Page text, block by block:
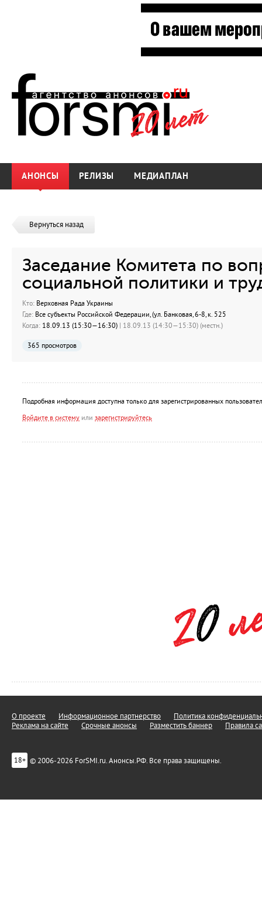
АНОНСЫ РЕЛИЗЫ МЕДИАПЛАН
Вернуться назад
Заседание Комитета по
социальной политики и
Кто: Верховная Рада Украины
Где: Все субъекты Российской Федерации, (ул. Банковая, 6-8, к. 525
Когда: 18.09.13 (15:30—16:30) | 18.09.13 (14:30—15:30) (местн.)
365 просмотров
Подробная информация доступна только для зарегистрированных
Войдите в систему или зарегистрируйтесь
О проекте Информационное партнерство
Политика
Реклама на сайте
Срочные анонсы Разместить баннер Правила
18+ © 2006-2026 ForSMI.ru. Анонсы.РФ. Все права защищены.